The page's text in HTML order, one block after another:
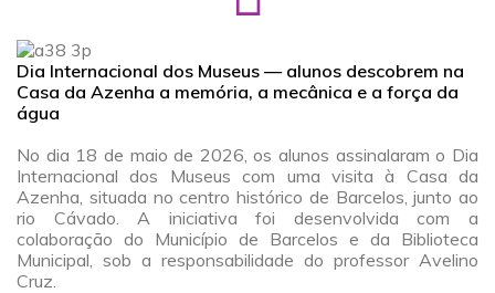
Dia Internacional dos Museus — alunos descobrem na
Casa da Azenha a memória, a mecânica e a força da
água
No dia 18 de maio de 2026, os alunos assinalaram o Dia
Internacional dos Museus com uma visita à Casa da
Azenha, situada no centro histórico de Barcelos, junto ao
rio Cávado. A iniciativa foi desenvolvida com a
colaboração do Município de Barcelos e da Biblioteca
Municipal, sob a responsabilidade do professor Avelino
Cruz.